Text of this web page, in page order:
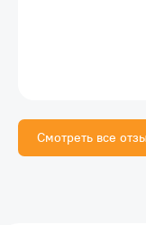
Смотреть все